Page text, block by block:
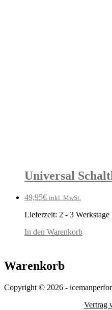
Universal
49,95€ inkl. MwSt.
Lieferzeit: 2 - 3 Werkstage
In den Warenkorb
Warenkorb
Copyright © 2026 -
Vertrag